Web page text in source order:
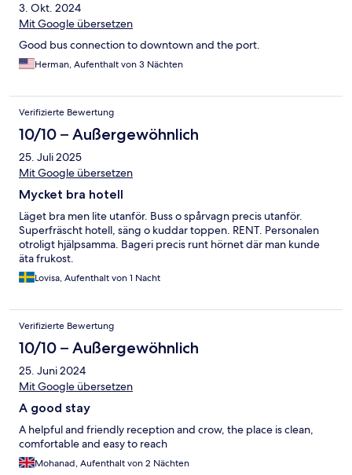
3. Okt. 2024
Mit Google übersetzen
Good bus connection to downtown and the port.
Herman, Aufenthalt von 3 Nächten
Verifizierte Bewertung
10/10 – Außergewöhnlich
25. Juli 2025
Mit Google übersetzen
Mycket bra hotell
Läget bra men lite utanför. Buss o spårvagn precis utanför.
Superfräscht hotell, säng o kuddar toppen. RENT. Personalen
otroligt hjälpsamma. Bageri precis runt hörnet där man kunde
äta frukost.
Lovisa, Aufenthalt von 1 Nacht
Verifizierte Bewertung
10/10 – Außergewöhnlich
25. Juni 2024
Mit Google übersetzen
A good stay
A helpful and friendly reception and crow, the place is clean,
comfortable and easy to reach
Mohanad, Aufenthalt von 2 Nächten